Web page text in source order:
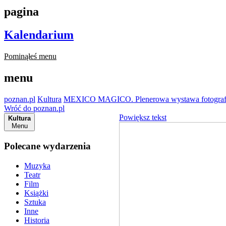
pagina
Kalendarium
Pominąłeś menu
menu
poznan.pl Kultura MEXICO MAGICO. Plenerowa wystawa
Wróć do poznan.pl
Kultura
Menu
Polecane wydarzenia
Muzyka
Teatr
Film
Książki
Sztuka
Inne
Historia
Powiększ tekst